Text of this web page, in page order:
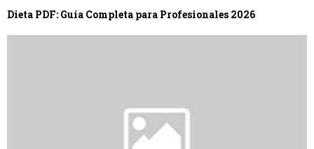
Dieta PDF: Guía Completa para Profesionales 2026